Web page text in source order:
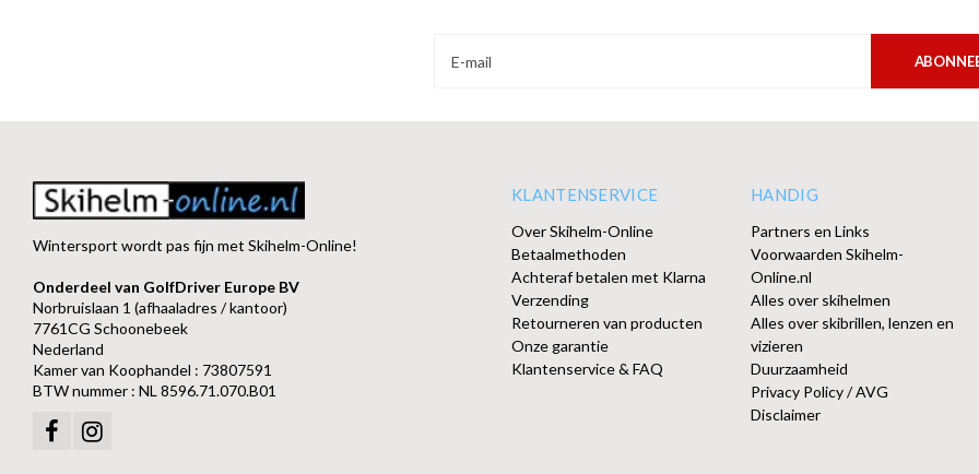
Wintersport wordt pas fijn met Skihelm-Online!
Onderdeel van GolfDriver Europe BV
Norbruislaan 1 (afhaaladres / kantoor)
7761CG Schoonebeek
Nederland
Kamer van Koophandel : 73807591
BTW nummer : NL 8596.71.070.B01
KLANTENSERVICE
Over Skihelm-Online
Betaalmethoden
Achteraf betalen met Klarna
Verzending
Retourneren van producten
Onze garantie
Klantenservice & FAQ
HANDIG
Partners en Links
Voorwaarden Skihelm-
Online.nl
Alles over skihelmen
Alles over skibrillen, lenzen en
vizieren
Duurzaamheid
Privacy Policy / AVG
Disclaimer